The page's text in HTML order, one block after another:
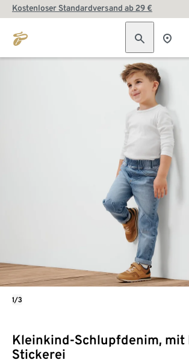
Kostenloser Standardversand ab 29 €
Kleinkind-Schlupfdenim, mit
Stickerei
1/3